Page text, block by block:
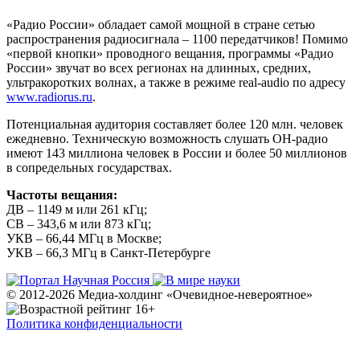
«Радио России» обладает самой мощной в стране сетью
распространения радиосигнала – 1100 передатчиков! Помимо
«первой кнопки» проводного вещания, программы «Радио
России» звучат во всех регионах на длинных, средних,
ультракоротких волнах, а также в режиме real-audio по адресу
www.radiorus.ru.
Потенциальная аудитория составляет более 120 млн. человек
ежедневно. Техническую возможность слушать ОН-радио
имеют 143 миллиона человек в России и более 50 миллионов
в сопредельных государствах.
Частоты вещания:
ДВ – 1149 м или 261 кГц;
СВ – 343,6 м или 873 кГц;
УКВ – 66,44 МГц в Москве;
УКВ – 66,3 МГц в Санкт-Петербурге
© 2012-2026 Медиа-холдинг «Очевидное-невероятное»
Политика конфиденциальности